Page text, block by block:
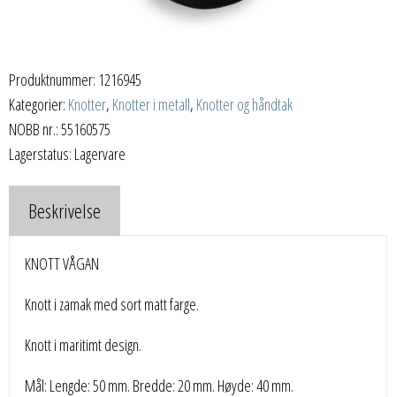
Produktnummer: 1216945
Kategorier: Knotter, Knotter i metall, Knotter og håndtak
NOBB nr.: 55160575
Lagerstatus: Lagervare
Beskrivelse
KNOTT VÅGAN
Knott i zamak med sort matt farge.
Knott i maritimt design.
Mål: Lengde: 50 mm. Bredde: 20 mm. Høyde: 40 mm.